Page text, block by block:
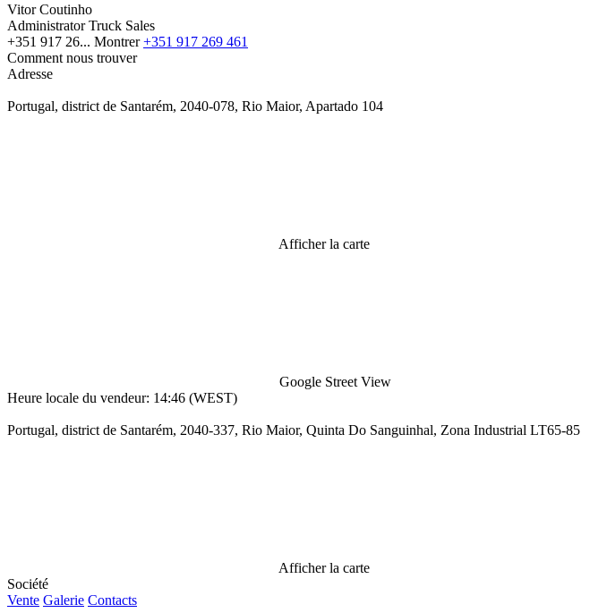
Vitor Coutinho
Administrator Truck Sales
+351 917 26... Montrer+351 917 269 461
Comment nous trouver
Adresse
Portugal, district de Santarém, 2040-078, Rio Maior, Apartado 104
Afficher la carte
Google Street View
Heure locale du vendeur: 14:46 (WEST)
Portugal, district de Santarém, 2040-337, Rio Maior, Quinta Do Sanguinhal, Zona Industrial LT65-85
Afficher la carte
Société
Vente Galerie Contacts